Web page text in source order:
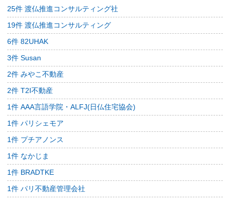
25件 渡仏推進コンサルティング社
19件 渡仏推進コンサルティング
6件 82UHAK
3件 Susan
2件 みやこ不動産
2件 T2I不動産
1件 AAA言語学院・ALFJ(日仏住宅協会)
1件 パリシェモア
1件 プチアノンス
1件 なかじま
1件 BRADTKE
1件 パリ不動産管理会社